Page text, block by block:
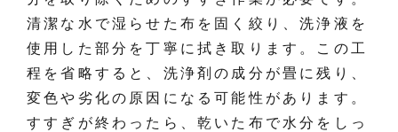
清潔な水で湿らせた布を固く絞り、洗浄液を
使用した部分を丁寧に拭き取ります。この工
程を省略すると、洗浄剤の成分が畳に残り、
変色や劣化の原因になる可能性があります。
すすぎが終わったら、乾いた布で水分をしっ